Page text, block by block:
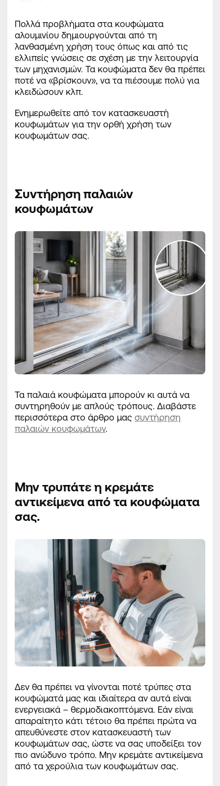
Πολλά προβλήματα στα κουφώματα
αλουμινίου δημιουργούνται από τη
λανθασμένη χρήση τους όπως και από τις
ελλιπείς γνώσεις σε σχέση με την λειτουργία
των μηχανισμών. Τα κουφώματα δεν θα πρέπει
ποτέ να «βρίσκουν», να τα πιέσουμε πολύ για
κλειδώσουν κλπ.
Ενημερωθείτε από τον κατασκευαστή
κουφωμάτων για την ορθή χρήση των
κουφωμάτων σας.
Συντήρηση παλαιών
κουφωμάτων
Τα παλαιά κουφώματα μπορούν κι αυτά να
συντηρηθούν με απλούς τρόπους. Διαβάστε
περισσότερα στο άρθρο μας συντήρηση
παλαιών κουφωμάτων.
Μην τρυπάτε η κρεμάτε
αντικείμενα από τα κουφώματα
σας.
Δεν θα πρέπει να γίνονται ποτέ τρύπες στα
κουφώματά μας και ιδιαίτερα αν αυτά είναι
ενεργειακά – θερμοδιακοπτόμενα. Εάν είναι
απαραίτητο κάτι τέτοιο θα πρέπει πρώτα να
απευθύνεστε στον κατασκευαστή των
κουφωμάτων σας, ώστε να σας υποδείξει τον
πιο ανώδυνο τρόπο. Μην κρεμάτε αντικείμενα
από τα χερούλια των κουφωμάτων σας.